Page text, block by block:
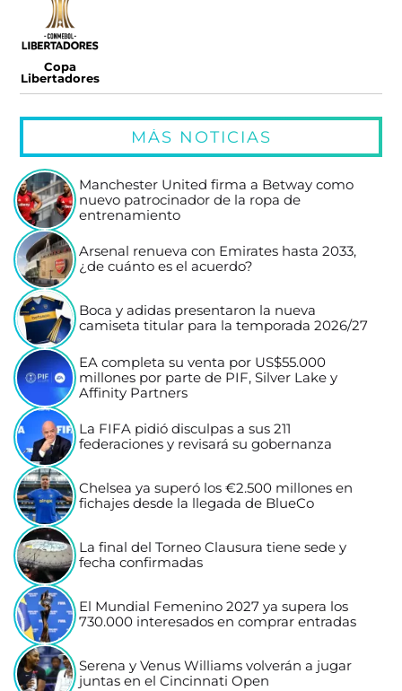
Copa
Libertadores
MÁS NOTICIAS
Manchester United firma a Betway como
nuevo patrocinador de la ropa de
entrenamiento
Arsenal renueva con Emirates hasta 2033,
¿de cuánto es el acuerdo?
Boca y adidas presentaron la nueva
camiseta titular para la temporada 2026/27
EA completa su venta por US$55.000
millones por parte de PIF, Silver Lake y
Affinity Partners
La FIFA pidió disculpas a sus 211
federaciones y revisará su gobernanza
Chelsea ya superó los €2.500 millones en
fichajes desde la llegada de BlueCo
La final del Torneo Clausura tiene sede y
fecha confirmadas
El Mundial Femenino 2027 ya supera los
730.000 interesados en comprar entradas
Serena y Venus Williams volverán a jugar
juntas en el Cincinnati Open